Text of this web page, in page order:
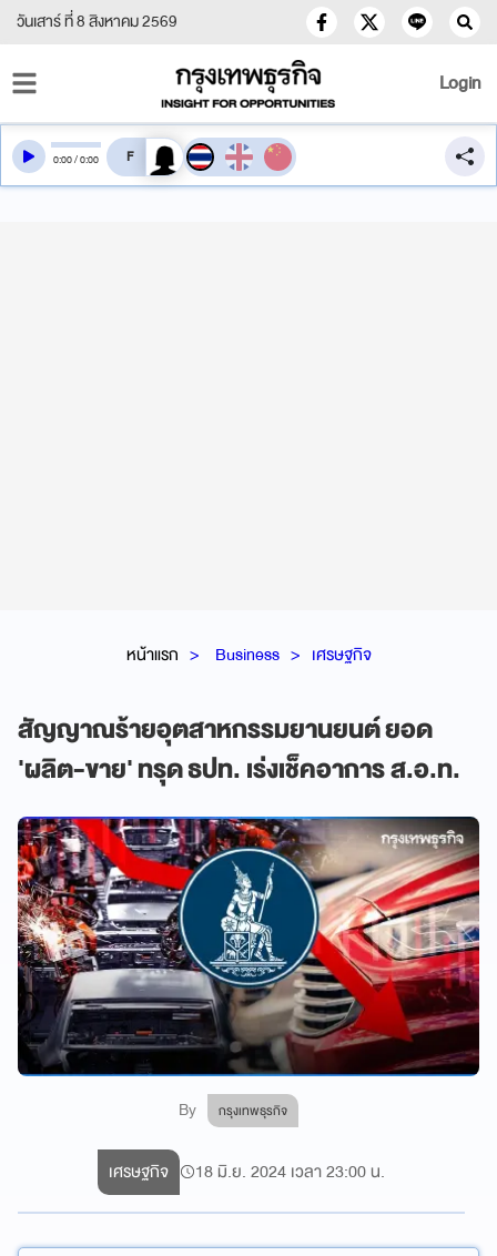
วันเสาร์ ที่ 8 สิงหาคม 2569
Login
หน้าแรก Business เศรษฐกิจ
สัญญาณร้ายอุตสาหกรรมยานยนต์ ยอด
'ผลิต-ขาย' ทรุด ธปท. เร่งเช็คอาการ ส.อ.ท.
By กรุงเทพธุรกิจ
0:00/0:00 สลับเสียงอ่าน
เศรษฐกิจ 18 มิ.ย. 2024 เวลา 23:00 น.